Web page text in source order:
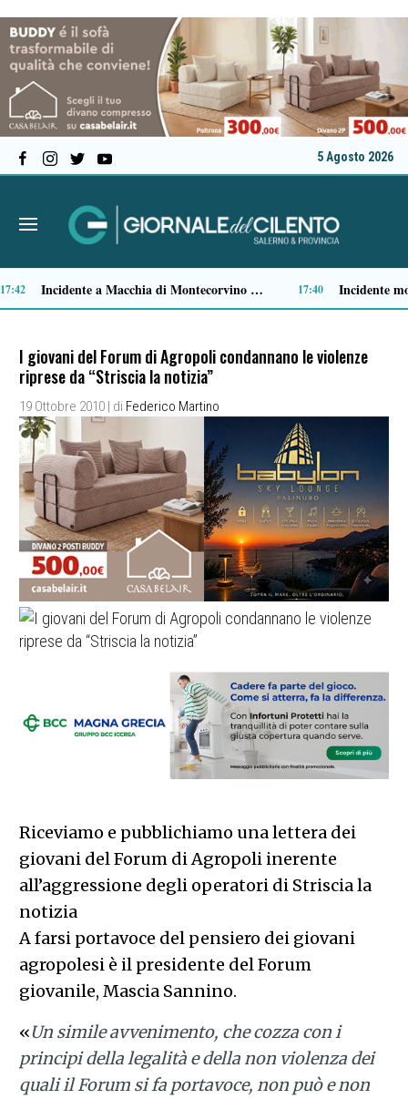
5 Agosto 2026
Vipere, cinghiali e serpenti in estate: come comportarsi negli incontri con gli animali selvatici lungo i sentieri 15:57 Abbandono degli animali in estate: un reato che aumenta nei mesi delle vacanze. Cosa rischiano i proprietari e come segnalare 15:56
I giovani del Forum di Agropoli condannano le violenze
riprese da “Striscia la notizia”
19 Ottobre 2010 | di Federico Martino
Riceviamo e pubblichiamo una lettera dei
giovani del Forum di Agropoli inerente
all’aggressione degli operatori di Striscia la
notizia
A farsi portavoce del pensiero dei giovani
agropolesi è il presidente del Forum
giovanile, Mascia Sannino.
«Un simile avvenimento, che cozza con i
principi della legalità e della non violenza dei
quali il Forum si fa portavoce, non può e non